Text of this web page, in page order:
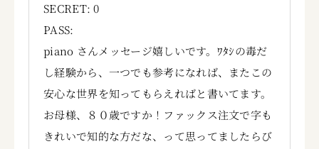
SECRET: 0
PASS:
piano さんメッセージ嬉しいです。ﾜﾀｼの毒だ
し経験から、一つでも参考になれば、またこの
安心な世界を知ってもらえればと書いてます。
お母様、８０歳ですか！ファックス注文で字も
きれいで知的な方だな、って思ってましたらび